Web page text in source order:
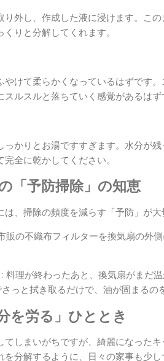
外し、作成した液に浸けます。この
りと分解してくれます。
けて柔らかくなっているはずです
ルスルと落ちていく感覚があるはず
かりとお湯ですすぎます。水分が
全に乾かしてください。
「予防掃除」の知恵
、掃除の頻度を減らす「予防」が大
販の不織布フィルターを換気扇の外
: 料理が終わったあと、換気扇がまだ
っと拭き取るだけで、油が固まるの
を労る」ひととき
しまいがちですが、綺麗になった
分解するように、日々の家事も少